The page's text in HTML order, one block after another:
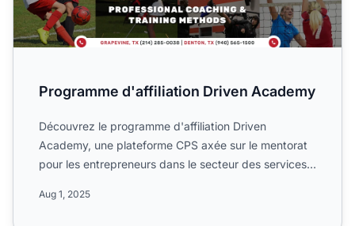
Programme d'affiliation Driven Academy
Découvrez le programme d'affiliation Driven
Academy, une plateforme CPS axée sur le mentorat
pour les entrepreneurs dans le secteur des services
Aug 1, 2025